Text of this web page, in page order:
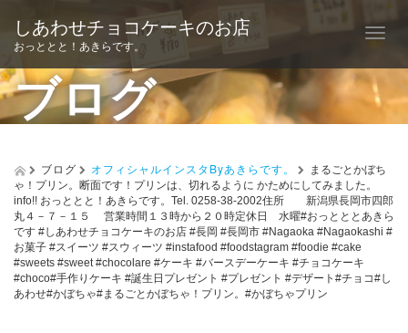
T
o
g
l
e
n
v
しあわせチョコケーキのお店
おっととと！あきらです。
ブログ
ブログ オフィシャルインスタByあきらです。
まるごとかぼち
ゃ！プリン。断面です！プリンは、切れるように かためにしてみました。
info!! おっととと！あきらです。Tel. 0258-38-2002住所 新潟県長岡市四郎
丸４－７－１５ 営業時間１３時から２０時定休日 水曜#おっとととあきら
です #しあわせチョコケーキのお店 #長岡 #長岡市 #Nagaoka #Nagaokashi #
お菓子 #スイーツ #スウィーツ #instafood #foodstagram #foodie #cake
#sweets #sweet #chocolare #ケーキ #バースデーケーキ #チョコケーキ
#choco#手作りケーキ #誕生日プレゼント #プレゼント #デザート#チョコ#し
あわせ#かぼちゃ#まるごとかぼちゃ！プリン。#かぼちゃプリン